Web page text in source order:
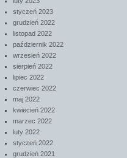
styczeń 2023
grudzień 2022
listopad 2022
październik 2022
wrzesień 2022
sierpień 2022
lipiec 2022
czerwiec 2022
maj 2022
kwiecień 2022
marzec 2022
luty 2022
styczeń 2022
grudzień 2021